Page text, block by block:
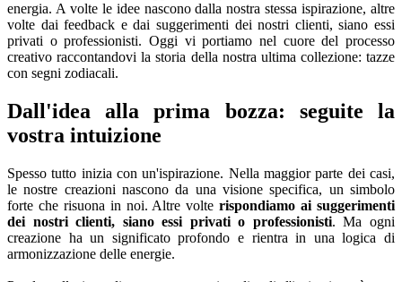
energia. A volte le idee nascono dalla nostra stessa ispirazione, altre
volte dai feedback e dai suggerimenti dei nostri clienti, siano essi
privati o professionisti. Oggi vi portiamo nel cuore del processo
creativo raccontandovi la storia della nostra ultima collezione: tazze
con segni zodiacali.
Dall'idea alla prima bozza: seguite la
vostra intuizione
Spesso tutto inizia con un'ispirazione. Nella maggior parte dei casi,
le nostre creazioni nascono da una visione specifica, un simbolo
forte che risuona in noi. Altre volterispondiamo ai suggerimenti
dei nostri clienti, siano essi privati o professionisti. Ma ogni
creazione ha un significato profondo e rientra in una logica di
armonizzazione delle energie.